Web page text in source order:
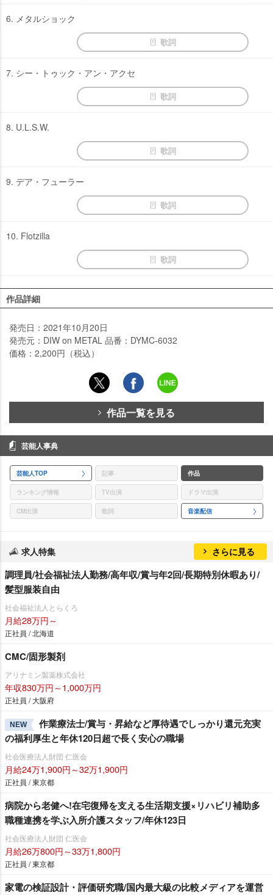
6. メタルショック
歌詞
7. シー・トゥック・アン・アクセ
歌詞
8. U.L.S.W.
歌詞
9. デア・フューラー
歌詞
10. Flotzilla
歌詞
作品詳細
発売日：2021年10月20日
発売元：DIW on METAL 品番：DYMC-6032
価格：2,200円（税込）
作品一覧を見る
芸能人事典
芸能人TOP 記事 作品
ランキング情報 TV出演 ドラマ出演
CM出演 歌詞 音楽配信
求人特集 さらに見る
調理員/社会福祉法人勤務/高年収/賞与年2回/長期特別休暇あり/
髪型服装自由
社会福祉法人とらくろ
月給28万円～
正社員 / 北海道
CMC/固形製剤
アリナミン製薬株式会社
年収830万円～1,000万円
正社員 / 大阪府
NEW
作業療法士/賞与・昇給など厚待遇でしっかり還元充実
の福利厚生と年休120日超で長く安心の職場
社会医療法人財団 仁医会
月給24万1,900円～32万1,900円
正社員 / 東京都
病院から老健へ!在宅復帰を支える生活期支援×リハビリ補助多
職種連携を学ぶ入所介護スタッフ/年休123日
社会医療法人財団 仁医会
月給26万800円～33万1,800円
正社員 / 東京都
家電の検証設計・評価研究職/国内最大級の比較メディアを運営